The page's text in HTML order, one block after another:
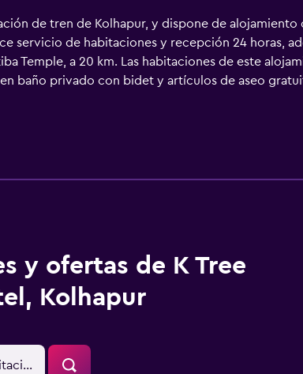
de tren de Kolhapur, y dispone de alojamiento
servicio de habitaciones y recepción 24 horas,
Temple, a 20 km. Las habitaciones de este
baño privado con bidet y artículos de aseo
caja fuerte y TV de pantalla plana. El
de Panhala está a 24 km del alojamiento. El
y ofertas de K Tree
Kolhapur